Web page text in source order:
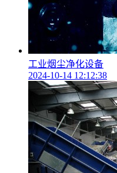
工业烟尘净化设备
2024-10-14 12:12:38